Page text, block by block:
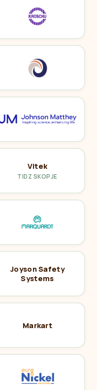
Vitek
TIDZ SKOPJE
Joyson Safety
Systems
Markart